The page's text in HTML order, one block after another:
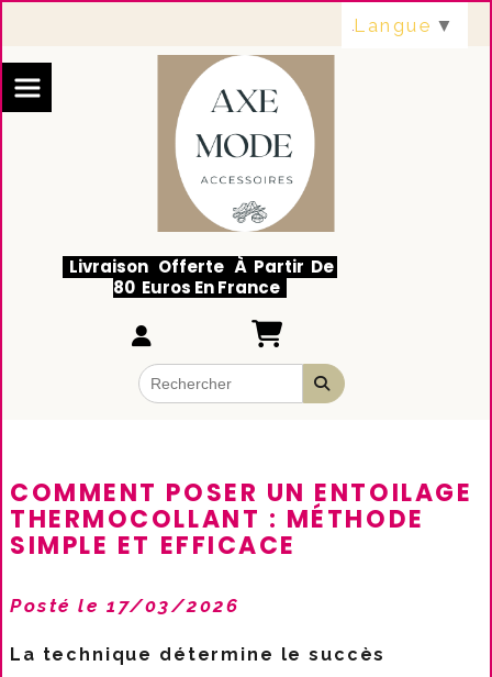
Livraison Offerte À Partir De
80 Euros En France
COMMENT POSER UN ENTOILAGE
THERMOCOLLANT : MÉTHODE
SIMPLE ET EFFICACE
Posté le 17/03/2026
La technique détermine le succès
Langue ▼
Panneau de gestion des cookies